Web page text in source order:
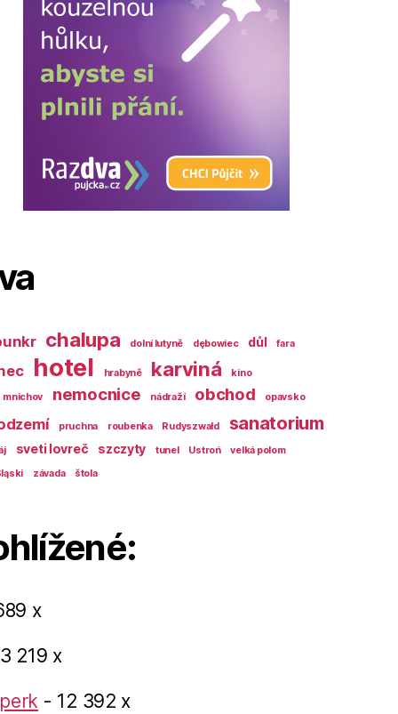
chalupa dolní lutyně dębowiec důl fara
hotel hrabyně karviná kino
mnichov nemocnice nádraží obchod opavsko
pruchna roubenka Rudyszwałd sanatorium
sveti lovreč szczyty tunel Ustroń
velká polom
závada štola
x
219 x
- 12 392 x